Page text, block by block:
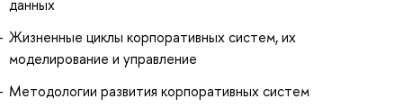
данных
Жизненные циклы корпоративных систем, их
моделирование и управление
Методологии развития корпоративных систем